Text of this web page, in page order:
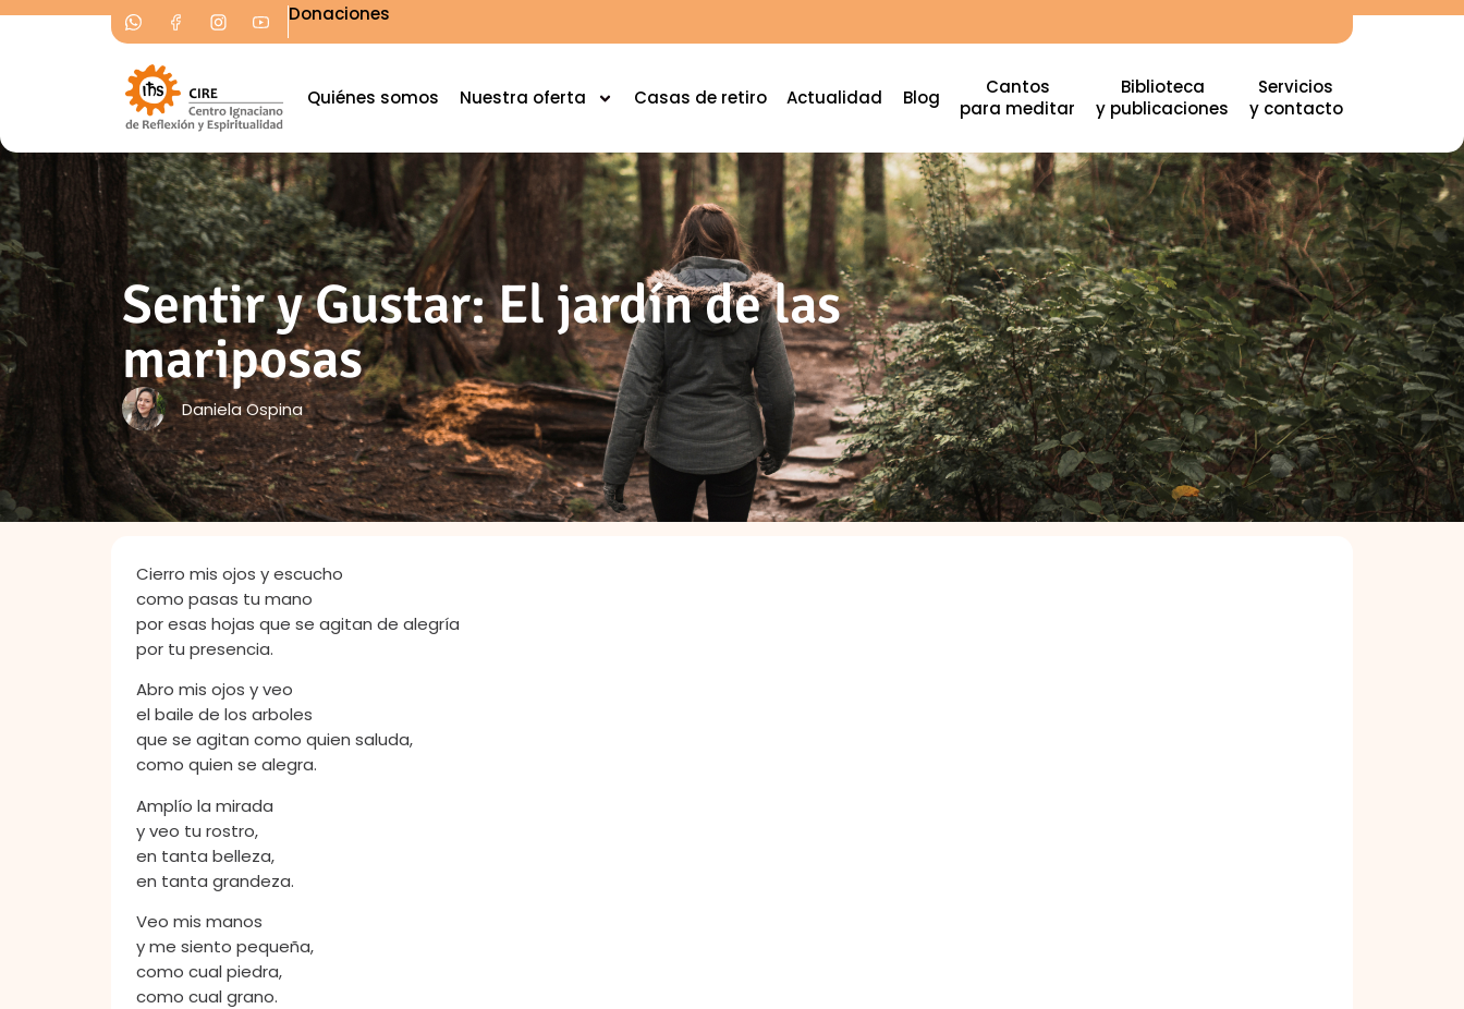
Donaciones
Quiénes somos Nuestra oferta Casas de retiro Actualidad Blog
Cantos
para meditar
Biblioteca
y publicaciones
Servicios
y contacto
Sentir y Gustar: El jardín de las
mariposas
Daniela Ospina
Cierro mis ojos y escucho
como pasas tu mano
por esas hojas que se agitan de alegría
por tu presencia.
Abro mis ojos y veo
el baile de los arboles
que se agitan como quien saluda,
como quien se alegra.
Amplío la mirada
y veo tu rostro,
en tanta belleza,
en tanta grandeza.
Veo mis manos
y me siento pequeña,
como cual piedra,
como cual grano.